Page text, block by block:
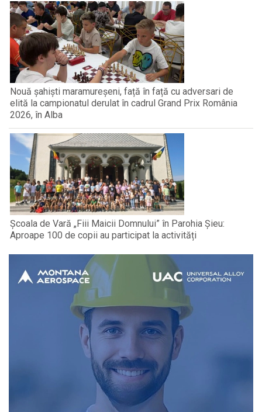
Nouă șahiști maramureșeni, față în față cu adversari de
elită la campionatul derulat în cadrul Grand Prix România
2026, în Alba
Școala de Vară „Fiii Maicii Domnului” în Parohia Șieu:
Aproape 100 de copii au participat la activități